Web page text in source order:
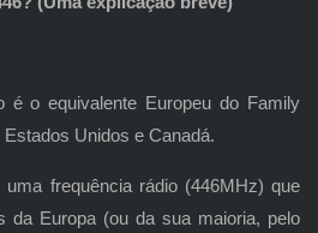
é o equivalente Europeu do Family
Unidos e Canadá.
frequência rádio (446MHz) que
da Europa (ou da sua maioria, pelo